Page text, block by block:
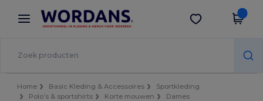
× Wordans-app
Betere prijzen in de app!
Download app
Home Basic Kleding & Accessoires
Sportkleding
Polo’s & sportshirts
Korte mouwen
Dames